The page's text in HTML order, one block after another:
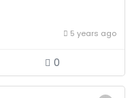
5 years ago
0